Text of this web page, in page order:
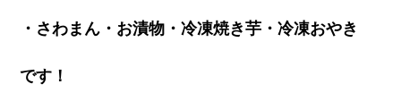
・さわまん・お漬物・冷凍焼き芋・冷凍おやき
です！